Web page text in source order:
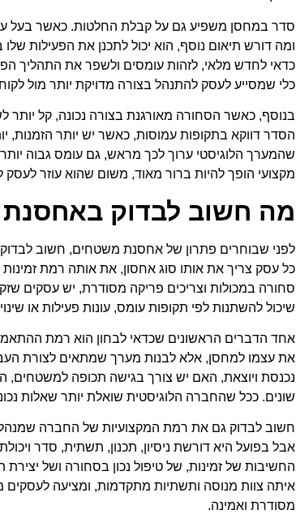
סדר במחסן משפיע גם על קבלת החלטות. כאשר בעל
ומה דורש תיאום נוסף, הוא יכול לתכנן את הפעילות
כדאי לחדש מלאי, לזהות עומסים ולשפר את התהליך
כלי שמסייע לעסק להתנהל בצורה מדויקת יותר מול
בנוסף, כאשר הסחורה מאורגנת בצורה נכונה, קל
הסדר דווקא בתקופות עמוסות, כאשר יש יותר הזמנות,
שהמערך הלוגיסטי ערוך לכך מראש, גם עומס גבוה
מקצועי הופך להיות ברור מאוד, משום שהוא עוזר
מה חשוב לבדוק
לפני שבוחרים פתרון של אחסנת משטחים, חשוב
כל עסק צריך את אותו סוג אחסון, את אותה רמת
סחורה במכולות וצריכים פריקה מסודרת, יש עסקים
שיכול להשתנות לפי תקופות עומס, עונות פעילות או
אחד הדברים הראשונים שכדאי לבחון הוא רמת
את עצמו למחסן, אלא לבנות מערך שמתאים לצורת
נכנסת ויוצאת, האם יש צורך בגישה תכופה למשטחים,
שונים. ככל שהחברה הלוגיסטית שואלת יותר שאלות
חשוב לבדוק גם את רמת המקצועיות של החברה
אבל בפועל היא דורשת ניסיון, תכנון, תשתית, סדר
החשיבות של זמינות, של טיפול נכון בסחורה ושל
איתה צוות מנוסה ותשתיות מתקדמות, ומציעה
מסודרת ואמינה.